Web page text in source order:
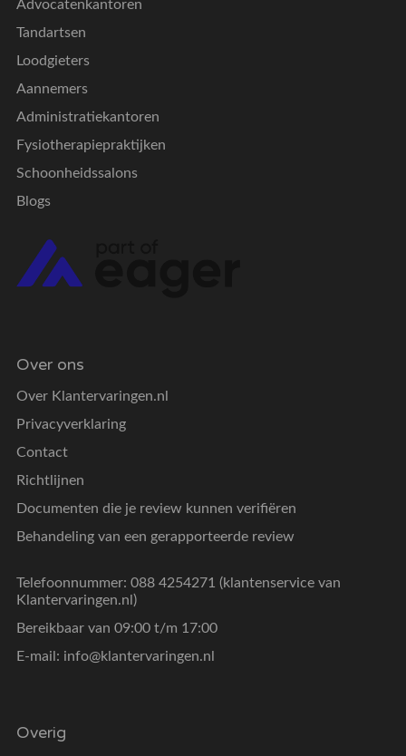
Advocatenkantoren
Tandartsen
Loodgieters
Aannemers
Administratiekantoren
Fysiotherapiepraktijken
Schoonheidssalons
Blogs
Over ons
Over Klantervaringen.nl
Privacyverklaring
Contact
Richtlijnen
Documenten die je review kunnen verifiëren
Behandeling van een gerapporteerde review
Telefoonnummer: 088 4254271 (klantenservice van
Klantervaringen.nl)
Bereikbaar van 09:00 t/m 17:00
E-mail: info@klantervaringen.nl
Overig